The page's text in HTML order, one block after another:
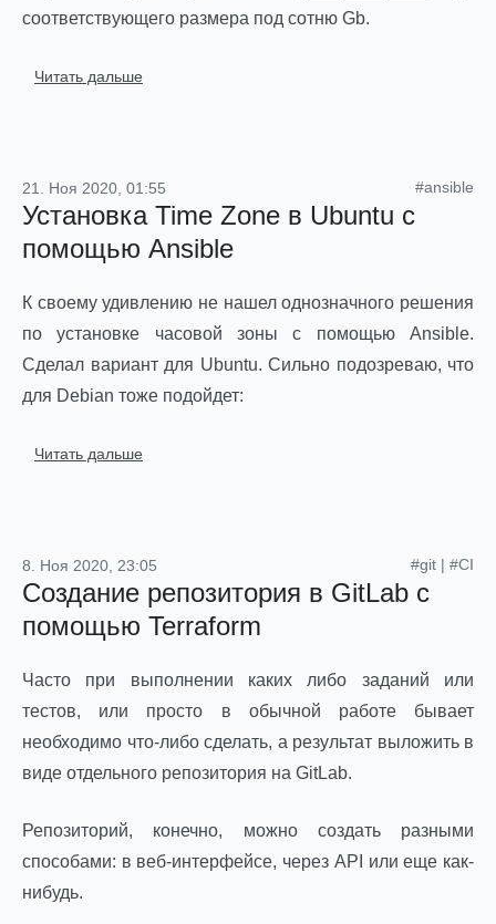
соответствующего размера под сотню Gb.
Читать дальше
#ansible
21. Ноя 2020, 01:55
Установка Time Zone в Ubuntu с
помощью Ansible
К своему удивлению не нашел однозначного решения
по установке часовой зоны с помощью Ansible.
Сделал вариант для Ubuntu. Сильно подозреваю, что
для Debian тоже подойдет:
Читать дальше
#git | #CI
8. Ноя 2020, 23:05
Создание репозитория в GitLab с
помощью Terraform
Часто при выполнении каких либо заданий или
тестов, или просто в обычной работе бывает
необходимо что-либо сделать, а результат выложить в
виде отдельного репозитория на GitLab.
Репозиторий, конечно, можно создать разными
способами: в веб-интерфейсе, через API или еще как-
нибудь.